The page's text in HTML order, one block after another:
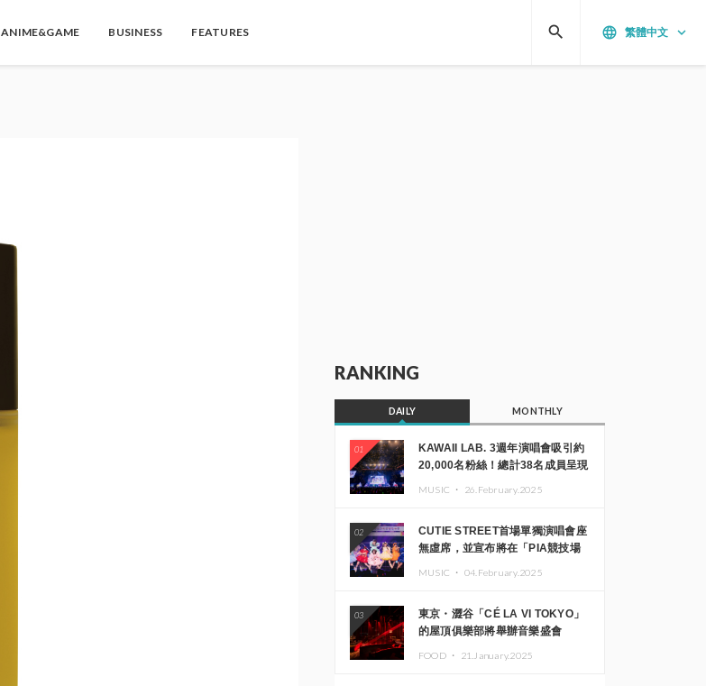
ANIME&GAME BUSINESS FEATURES language 繁體中文 keyboard_arrow_down
search
RANKING
DAILY MONTHLY
01
KAWAII LAB. 3週年演唱會吸引約
20,000名粉絲！總計38名成員呈現
MUSIC ・ 26.February.2025
02
CUTIE STREET首場單獨演唱會座
無虛席，並宣布將在「PIA競技場
MUSIC ・ 04.February.2025
03
東京・澀谷「CÉ LA VI TOKYO」
的屋頂俱樂部將舉辦音樂盛會
FOOD ・ 21.January.2025